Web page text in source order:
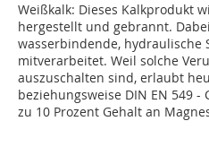
Weißkalk: Dieses Kalkprodukt
hergestellt und gebrannt.
wasserbindende, hydraulische
mitverarbeitet. Weil solche
auszuschalten sind, erlaubt
beziehungsweise DIN EN 549 -
zu 10 Prozent Gehalt an